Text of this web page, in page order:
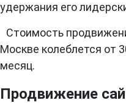
удержания его
Стоимость
Москве колеблется от
месяц.
Продвижение